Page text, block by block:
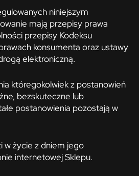
niniejszym
mają przepisy prawa
przepisy Kodeksu
konsumenta oraz ustawy
elektroniczną.
któregokolwiek z postanowień
bezskuteczne lub
postanowienia pozostają w
w życie z dniem jego
internetowej Sklepu.